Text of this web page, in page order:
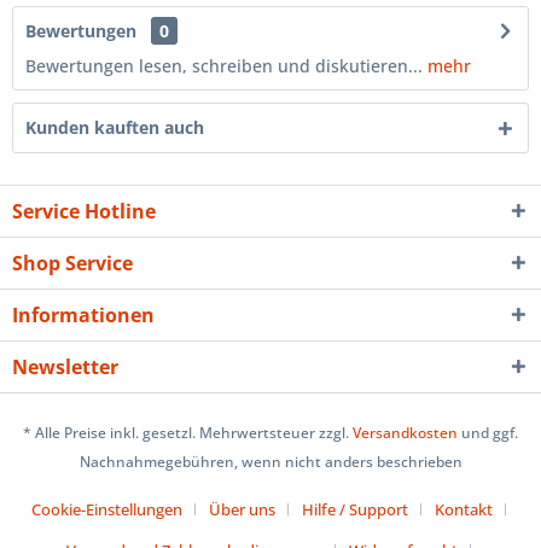
Bewertungen
0
Bewertungen lesen, schreiben und diskutieren... mehr
Kunden kauften auch
Service Hotline
Shop Service
Informationen
Newsletter
* Alle Preise inkl. gesetzl. Mehrwertsteuer zzgl.Versandkosten und ggf.
Nachnahmegebühren, wenn nicht anders beschrieben
Cookie-Einstellungen Über uns Hilfe / Support
Kontakt